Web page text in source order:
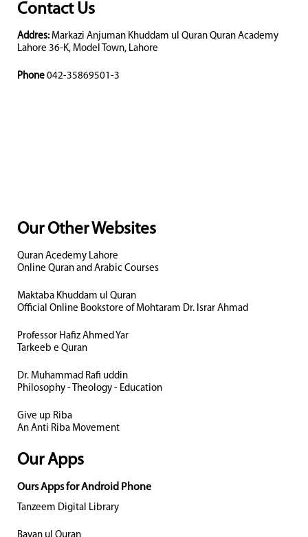
Contact Us
Addres: Markazi Anjuman Khuddam ul Quran Quran Academy
Lahore 36-K, Model Town, Lahore
Phone 042-35869501-3
Our Other Websites
Quran Acedemy Lahore
Online Quran and Arabic Courses
Maktaba Khuddam ul Quran
Official Online Bookstore of Mohtaram Dr. Israr Ahmad
Professor Hafiz Ahmed Yar
Tarkeeb e Quran
Dr. Muhammad Rafi uddin
Philosophy - Theology - Education
Give up Riba
An Anti Riba Movement
Our Apps
Ours Apps for Android Phone
Tanzeem Digital Library